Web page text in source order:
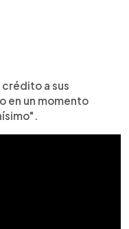
a sus
en un momento